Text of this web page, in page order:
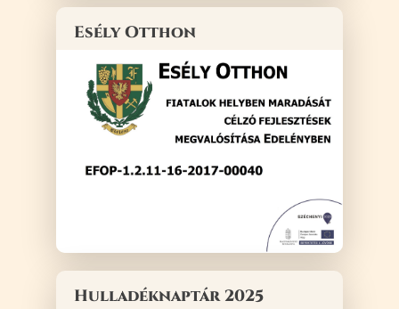
Esély Otthon
Hulladéknaptár 2025